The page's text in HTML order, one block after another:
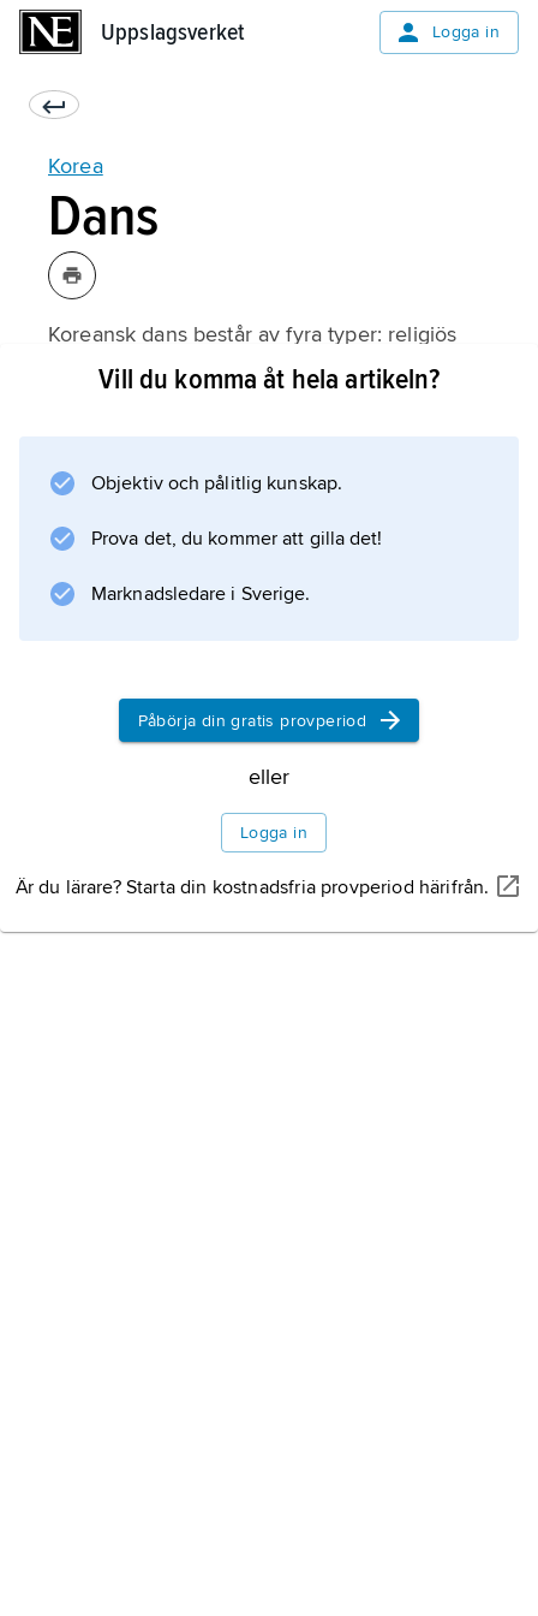
Uppslagsverket Logga in
Korea
Dans
Koreansk dans består av fyra typer: religiös
dans, hovdans, folkdans och västligt influerad
även egna konstformer, som spreds till
grannländerna. Konfucianism och buddhism
Vill du komma åt hela artikeln?
Objektiv och pålitlig kunskap.
Prova det, du kommer att gilla det!
Marknadsledare i Sverige.
Påbörja din gratis provperiod
eller
Logga in
Är du lärare? Starta din kostnadsfria provperiod härifrån.